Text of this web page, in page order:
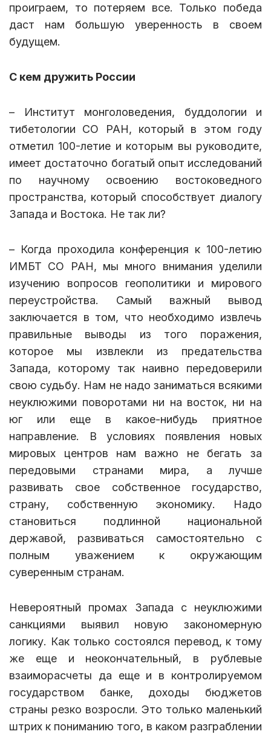
проиграем, то потеряем все. Только победа
даст нам большую уверенность в своем
будущем.
С кем дружить России
– Институт монголоведения, буддологии и
тибетологии СО РАН, который в этом году
отметил 100-летие и которым вы руководите,
имеет достаточно богатый опыт исследований
по научному освоению востоковедного
пространства, который способствует диалогу
Запада и Востока. Не так ли?
– Когда проходила конференция к 100-летию
ИМБТ СО РАН, мы много внимания уделили
изучению вопросов геополитики и мирового
переустройства. Самый важный вывод
заключается в том, что необходимо извлечь
правильные выводы из того поражения,
которое мы извлекли из предательства
Запада, которому так наивно передоверили
свою судьбу. Нам не надо заниматься всякими
неуклюжими поворотами ни на восток, ни на
юг или еще в какое-нибудь приятное
направление. В условиях появления новых
мировых центров нам важно не бегать за
передовыми странами мира, а лучше
развивать свое собственное государство,
страну, собственную экономику. Надо
становиться подлинной национальной
державой, развиваться самостоятельно с
полным уважением к окружающим
суверенным странам.
Невероятный промах Запада с неуклюжими
санкциями выявил новую закономерную
логику. Как только состоялся перевод, к тому
же еще и неокончательный, в рублевые
взаиморасчеты да еще и в контролируемом
государством банке, доходы бюджетов
страны резко возросли. Это только маленький
штрих к пониманию того, в каком разграблении